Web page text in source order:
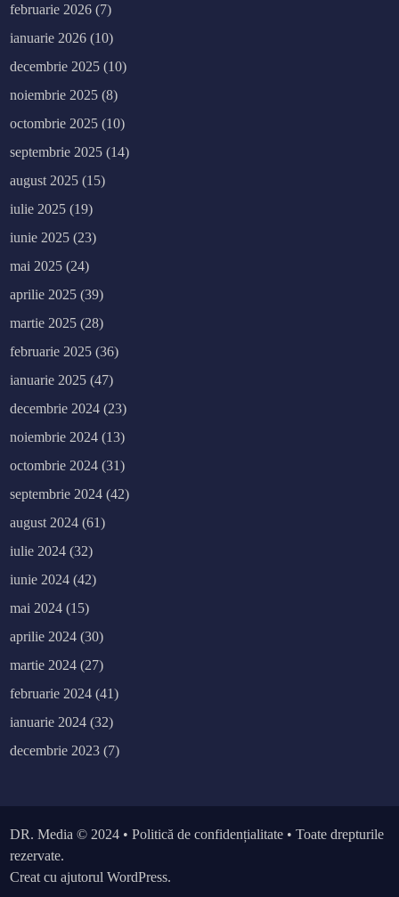
februarie 2026 (7)
ianuarie 2026 (10)
decembrie 2025 (10)
noiembrie 2025 (8)
octombrie 2025 (10)
septembrie 2025 (14)
august 2025 (15)
iulie 2025 (19)
iunie 2025 (23)
mai 2025 (24)
aprilie 2025 (39)
martie 2025 (28)
februarie 2025 (36)
ianuarie 2025 (47)
decembrie 2024 (23)
noiembrie 2024 (13)
octombrie 2024 (31)
septembrie 2024 (42)
august 2024 (61)
iulie 2024 (32)
iunie 2024 (42)
mai 2024 (15)
aprilie 2024 (30)
martie 2024 (27)
februarie 2024 (41)
ianuarie 2024 (32)
decembrie 2023 (7)
DR. Media © 2024 •Politică de confidențialitate • Toate drepturile
rezervate.
Creat cu ajutorul WordPress.